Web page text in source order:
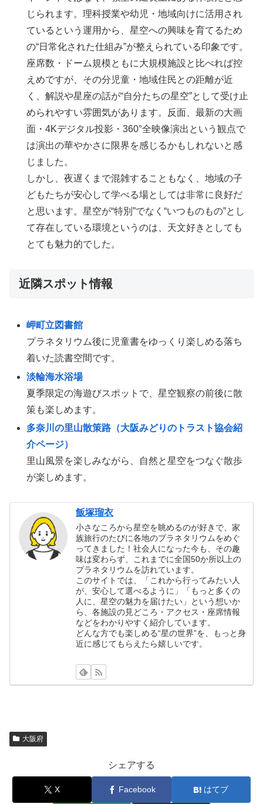
じられます。理科授業や幼児・地域向けに活用され
ているという運用から、星空への興味を育てるため
の“日常化された仕組み”が整えられている印象です。
座席数・ドーム規模ともに大規模施設と比べれば控
えめですが、その分児童・地域住民との距離が近
く、解説や星座の話が“自分たちの星空”として受け止
められやすい雰囲気があります。反面、最新の大画
面・4Kデジタル投影・360°全映像演出という観点で
は演出の華やかさに限界を感じるかもしれないと感
じました。
しかし、夜遅くまで混雑することもなく、地域の子
どもたちが安心して学べる場としては非常に良好だ
と思います。星空が“特別”でなく“いつものもの”とし
て存在している環境というのは、天文好きとしても
とても魅力的でした。
近隣スポット情報
岬町立図書館
プラネタリウム後に児童書をゆっくり楽しめる落ち
着いた読書空間です。
淡輪海水浴場
夏季限定の海遊びスポットで、星空観察の前後に散
策も楽しめます。
多奈川の里山散策路（大阪みどりのトラスト協会紹
介ページ）
里山風景を楽しみながら、自然と星空をつなぐ散歩
が楽しめます。
飯塚瑠衣
小さなころから星空を眺めるのが好きで、家
族旅行のたびに各地のプラネタリウムをめぐ
ってきました！社会人になった今も、その趣
味は変わらず、これまでに全国50か所以上の
プラネタリウムを訪れています。
このサイトでは、「これから行ってみたい人
が、安心して選べるように」「もっと多くの
人に、星空の魅力を届けたい」という想いか
ら、各施設の見どころ・アクセス・座席情報
などをわかりやすく紹介しています。
どんな方でも楽しめる“星の世界”を、もっと身
近に感じてもらえたら嬉しいです。
大阪府
シェアする
X Facebook はてブ